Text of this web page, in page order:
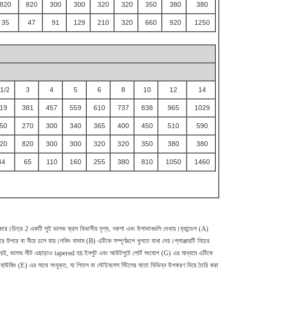
820 820 300 300 320 320 350 380 380
35 47 91 129 210 320 660 920 1250
2 3 4 5 6 8 10 12 14
381 457 559 610 737 838 965 1029
270 300 340 365 400 450 510 590
820 300 300 320 320 350 380 380
65 110 160 255 380 810 1050 1460
2 একটি সুই ভালভ ক্রস বিভাগীয় দৃশ্য, নকশা এবং উপাদানগুলি দেখায়।হ্যান্ডেল (A)
বা নীচে চলে যায়।লকিং বাদাম (B) এটিকে সম্পূর্ণরূপে খুলতে বাধা দেয়।প্লাঞ্জারটি নিচের
ভালভ সীট এছাড়াও tapered হয়.ইনপুট এবং আউটপুটে পোর্ট সংযোগ (G) এর মাধ্যমে এটিকে
(E) এর সাথে সংযুক্ত, যা পিতল বা স্টেইনলেস স্টিলের মতো বিভিন্ন উপকরণ দিয়ে তৈরি করা